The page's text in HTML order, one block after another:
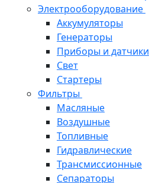
Электрооборудование
Аккумуляторы
Генераторы
Приборы и датчики
Свет
Стартеры
Фильтры
Масляные
Воздушные
Топливные
Гидравлические
Трансмиссионные
Сепараторы